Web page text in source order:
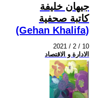
جيهان خليفة
كاتبة صحفية
(Gehan Khalifa)
2021 / 2 / 10
الادارة و الاقتصاد